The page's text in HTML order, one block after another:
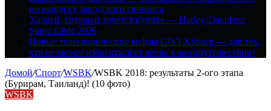
по выпуску заводского тюнинга
Харлей, который хочется купить — Harley-Davidson
Super Glide 2026
Новые телескопические кофры GIVI XSpace — для тех,
кто не может избавиться от жены в мотопутешествии!
Домой/Спорт/WSBK/WSBK 2018: результаты 2-ого этапа
(Бурирам, Таиланд)! (10 фото)
WSBK